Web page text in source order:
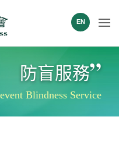
EN
防盲服務”
Blindness Service